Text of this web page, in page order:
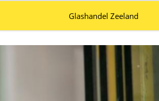
Glashandel Zeeland